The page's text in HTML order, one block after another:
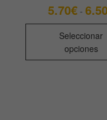
pueden
5.70€ -
Seleccionar
opciones